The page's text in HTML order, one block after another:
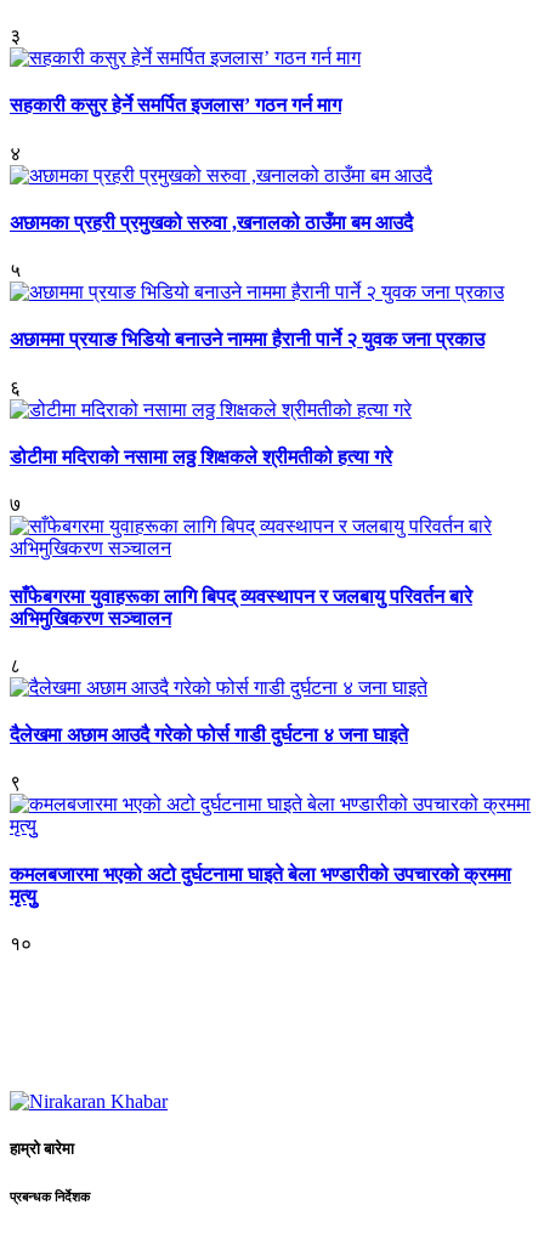
३
सहकारी कसुर हेर्ने समर्पित इजलास’ गठन गर्न माग
४
अछामका प्रहरी प्रमुखको सरुवा ,खनालको ठाउँमा बम आउदै
५
अछाममा प्रयाङ भिडियो बनाउने नाममा हैरानी पार्ने २ युवक जना प्रकाउ
६
डोटीमा मदिराको नसामा लठ्ठ शिक्षकले श्रीमतीको हत्या गरे
७
साँफेबगरमा युवाहरूका लागि बिपद् व्यवस्थापन र जलबायु परिवर्तन बारे
अभिमुखिकरण सञ्चालन
८
दैलेखमा अछाम आउदै गरेको फोर्स गाडी दुर्घटना ४ जना घाइते
९
कमलबजारमा भएको अटो दुर्घटनामा घाइते बेला भण्डारीको उपचारको क्रममा
मृत्युु
१०
हाम्रो बारेमा
प्रबन्धक निर्देशक